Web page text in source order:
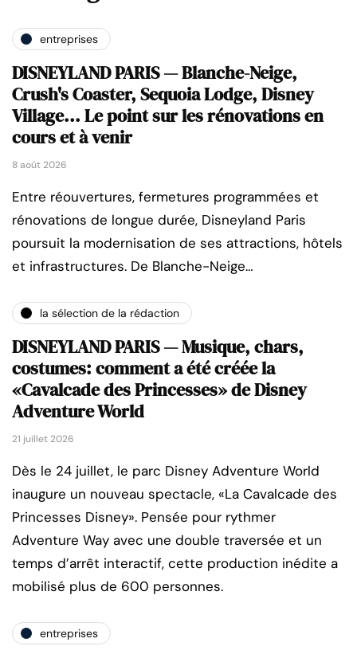
entreprises
DISNEYLAND PARIS — Blanche-Neige,
Crush's Coaster, Sequoia Lodge, Disney
Village... Le point sur les rénovations en
cours et à venir
8 août 2026
Entre réouvertures, fermetures programmées et
rénovations de longue durée, Disneyland Paris
poursuit la modernisation de ses attractions, hôtels
et infrastructures. De Blanche-Neige…
la sélection de la rédaction
DISNEYLAND PARIS — Musique, chars,
costumes: comment a été créée la
«Cavalcade des Princesses» de Disney
Adventure World
21 juillet 2026
Dès le 24 juillet, le parc Disney Adventure World
inaugure un nouveau spectacle, «La Cavalcade des
Princesses Disney». Pensée pour rythmer
Adventure Way avec une double traversée et un
temps d’arrêt interactif, cette production inédite a
mobilisé plus de 600 personnes.
entreprises